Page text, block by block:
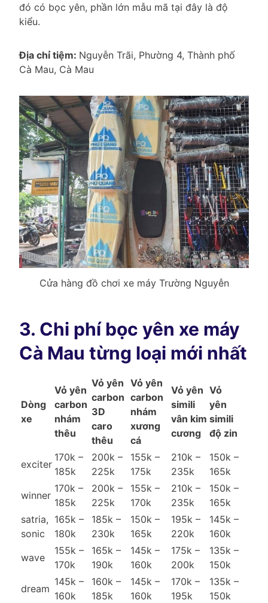
đó có bọc yên, phần lớn mẫu mã tại đây là độ
kiểu.
Địa chỉ tiệm: Nguyễn Trãi, Phường 4, Thành phố
Cà Mau, Cà Mau
Cửa hàng đồ chơi xe máy Trường Nguyễn
3. Chi phí bọc yên xe máy
Cà Mau từng loại mới nhất
Dòng
xe
Vỏ yên
carbon
nhám
thêu
Vỏ yên
carbon
3D
caro
thêu
Vỏ yên
carbon
nhám
xương
cá
Vỏ yên
simili
vân kim
cương
Vỏ
yên
simili
độ zin
exciter
170k –
185k
200k –
225k
155k –
175k
210k –
235k
150k –
165k
winner
170k –
185k
200k –
225k
155k –
170k
210k –
235k
150k –
165k
satria,
sonic
165k –
180k
185k –
230k
150k –
165k
195k –
220k
145k –
160k
wave
155k –
170k
165k –
190k
145k –
160k
175k –
200k
135k –
150k
dream
145k –
160k
160k –
185k
145k –
160k
170k –
195k
135k –
150k